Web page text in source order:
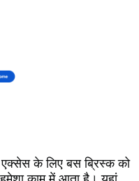
के लिए बस ब्रिस्क को